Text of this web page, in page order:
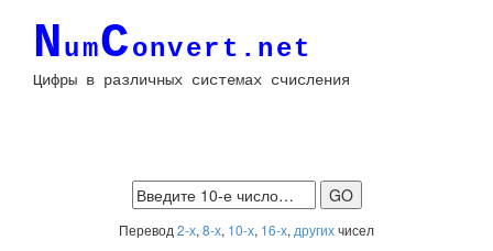
NumConvert.net
Цифры в различных системах счисления
Перевод 2-х, 8-х, 10-х, 16-х, другихчисел